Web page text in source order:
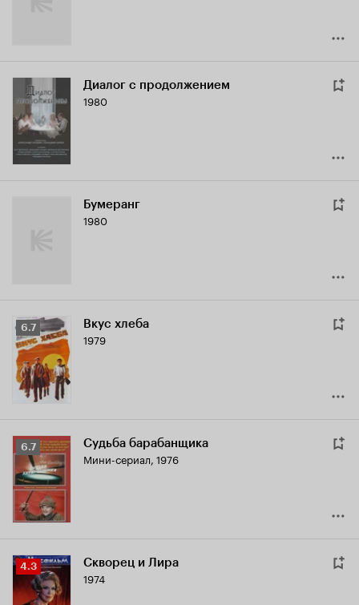
Диалог с продолжением
1980
Бумеранг
1980
Рейтинг
Кинопоиска
6.7
6.7 Вкус хлеба
1979
Рейтинг
Кинопоиска
6.7
6.7 Судьба барабанщика
Мини-сериал, 1976
Рейтинг
Кинопоиска
4.3
4.3 Скворец и Лира
1974